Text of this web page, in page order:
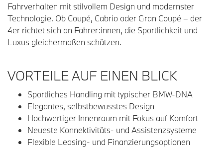
Fahrverhalten mit stilvollem Design und modernster
Technologie. Ob Coupé, Cabrio oder Gran Coupé – der
4er richtet sich an Fahrer:innen, die Sportlichkeit und
Luxus gleichermaßen schätzen.
VORTEILE AUF EINEN BLICK
Sportliches Handling mit typischer BMW-DNA
Elegantes, selbstbewusstes Design
Hochwertiger Innenraum mit Fokus auf Komfort
Neueste Konnektivitäts- und Assistenzsysteme
Flexible Leasing- und Finanzierungsoptionen